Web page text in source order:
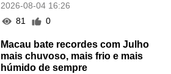
2026-08-04 16:26
81
0
Macau bate recordes com Julho
mais chuvoso, mais frio e mais
húmido de sempre